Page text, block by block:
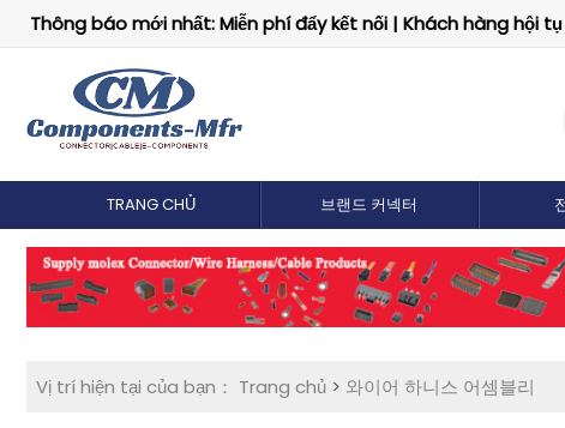
Thông báo mới nhất: Miễn phí đẩy kết nối | Khách hàng hội
TRANG CHỦ 브랜드 커넥터
Vị trí hiện tại của bạn： Trang chủ > 와이어 하니스 어셈블리